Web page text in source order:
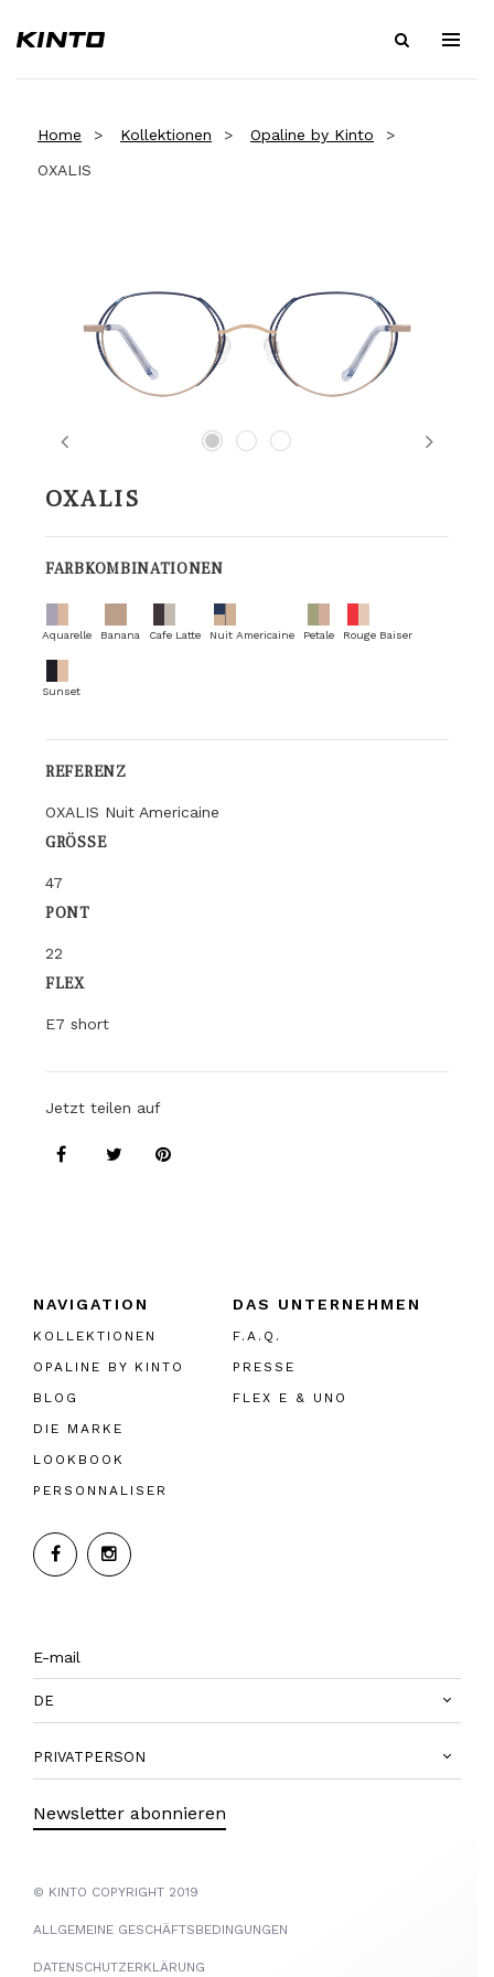
Home Kollektionen
Opaline by Kinto
OXALIS
Previous Next
OXALIS
FARBKOMBINATIONEN
Aquarelle Banana Cafe Latte Nuit Americaine Petale Rouge Baiser
Sunset
REFERENZ
OXALIS Nuit Americaine
GRÖSSE
47
PONT
22
FLEX
E7 short
Jetzt teilen auf
NAVIGATION
KOLLEKTIONEN
OPALINE BY KINTO
BLOG
DIE MARKE
LOOKBOOK
PERSONNALISER
DAS UNTERNEHMEN
F.A.Q.
PRESSE
FLEX E & UNO
DE
PRIVATPERSON
Newsletter abonnieren
© KINTO COPYRIGHT 2019
ALLGEMEINE GESCHÄFTSBEDINGUNGEN
DATENSCHUTZERKLÄRUNG